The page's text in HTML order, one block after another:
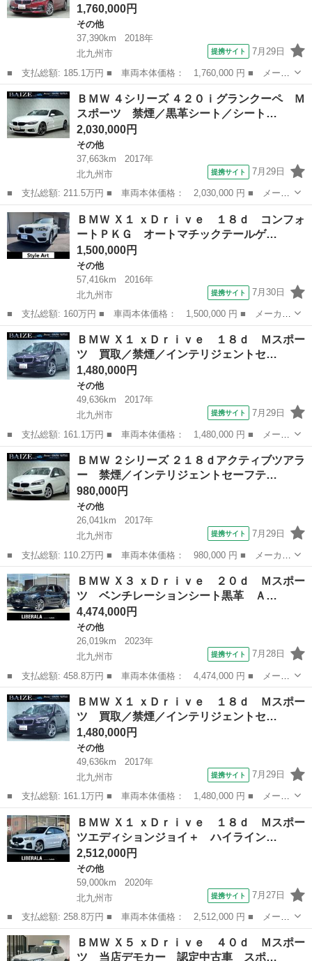
1,760,000円
その他
37,390km
2018年
北九州市
提携サイト 7月29日
■ 支払総額: 185.1万円 ■ 車両本体価格： 1,760,000 円 ■ メーカ
ー名： ＢＭＷ ■ 車種名： ２シリーズ ■ グレード名： ２１８
ｉグランツアラー ラグジュアリー 禁煙／インテリジェントセーフ
ティー／...
福岡 北九州市
ＢＭＷ ４シリーズ ４２０ｉグランクーペ Ｍ
スポーツ 禁煙／黒革シート／シート…
2,030,000円
その他
37,663km
2017年
北九州市
提携サイト 7月29日
■ 支払総額: 211.5万円 ■ 車両本体価格： 2,030,000 円 ■ メーカ
ー名： ＢＭＷ ■ 車種名： ４シリーズ ■ グレード名： ４２０
ｉグランクーペ Ｍスポーツ 禁煙／黒革シート／シートヒーター／
ＨＤＤナ...
福岡 北九州市
ＢＭＷ Ｘ１ ｘＤｒｉｖｅ １８ｄ コンフォ
ートＰＫＧ オートマチックテールゲ…
1,500,000円
その他
57,416km
2016年
北九州市
提携サイト 7月30日
■ 支払総額: 160万円 ■ 車両本体価格： 1,500,000 円 ■ メーカー
名： ＢＭＷ ■ 車種名： Ｘ１ ■ グレード名： ｘＤｒｉｖｅ
１８ｄ コンフォートＰＫＧ オートマチックテールゲート アクテ
ィブクルー...
福岡 北九州市 その他
ＢＭＷ Ｘ１ ｘＤｒｉｖｅ １８ｄ Ｍスポー
ツ 買取／禁煙／インテリジェントセ…
1,480,000円
その他
49,636km
2017年
北九州市
提携サイト 7月29日
■ 支払総額: 161.1万円 ■ 車両本体価格： 1,480,000 円 ■ メーカ
ー名： ＢＭＷ ■ 車種名： Ｘ１ ■ グレード名： ｘＤｒｉｖ
ｅ １８ｄ Ｍスポーツ 買取／禁煙／インテリジェントセーフティ
ー／ヘッド...
福岡 北九州市
ＢＭＷ ２シリーズ ２１８ｄアクティブツアラ
ー 禁煙／インテリジェントセーフテ…
980,000円
その他
26,041km
2017年
北九州市
提携サイト 7月29日
■ 支払総額: 110.2万円 ■ 車両本体価格： 980,000 円 ■ メーカー
名： ＢＭＷ ■ 車種名： ２シリーズ ■ グレード名： ２１８ｄ
アクティブツアラー 禁煙／インテリジェントセーフティー／純正Ｈ
ＤＤナビ／...
福岡 北九州市
ＢＭＷ Ｘ３ ｘＤｒｉｖｅ ２０ｄ Ｍスポー
ツ ベンチレーションシート黒革 Ａ…
4,474,000円
その他
26,019km
2023年
北九州市
提携サイト 7月28日
■ 支払総額: 458.8万円 ■ 車両本体価格： 4,474,000 円 ■ メーカ
ー名： ＢＭＷ ■ 車種名： Ｘ３ ■ グレード名： ｘＤｒｉｖ
ｅ ２０ｄ Ｍスポーツ ベンチレーションシート黒革 ＡＣＣ／Ｂ
ＳＭ／ＨＵ...
福岡 北九州市
ＢＭＷ Ｘ１ ｘＤｒｉｖｅ １８ｄ Ｍスポー
ツ 買取／禁煙／インテリジェントセ…
1,480,000円
その他
49,636km
2017年
北九州市
提携サイト 7月29日
■ 支払総額: 161.1万円 ■ 車両本体価格： 1,480,000 円 ■ メーカ
ー名： ＢＭＷ ■ 車種名： Ｘ１ ■ グレード名： ｘＤｒｉｖ
ｅ １８ｄ Ｍスポーツ 買取／禁煙／インテリジェントセーフティ
ー／ヘッド...
福岡 北九州市
ＢＭＷ Ｘ１ ｘＤｒｉｖｅ １８ｄ Ｍスポー
ツエディションジョイ＋ ハイライン…
2,512,000円
その他
59,000km
2020年
北九州市
提携サイト 7月27日
■ 支払総額: 258.8万円 ■ 車両本体価格： 2,512,000 円 ■ メーカ
ー名： ＢＭＷ ■ 車種名： Ｘ１ ■ グレード名： ｘＤｒｉｖ
ｅ １８ｄ Ｍスポーツエディションジョイ＋ ハイラインＰＫＧ
黒革シート...
福岡 北九州市
ＢＭＷ Ｘ５ ｘＤｒｉｖｅ ４０ｄ Ｍスポー
ツ 当店デモカー 認定中古車 スポ…